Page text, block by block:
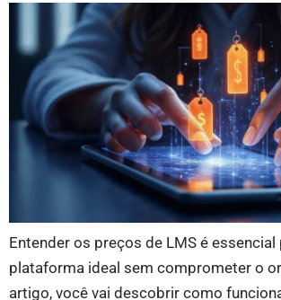
Entender os preços de LMS é essencial
plataforma ideal sem comprometer o
artigo, você vai descobrir como